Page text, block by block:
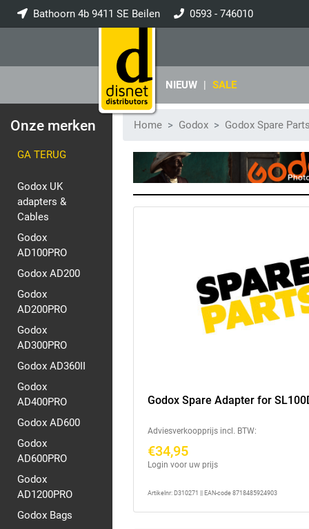
Bathoorn 4b 9411 SE Beilen 0593 - 746010
NIEUW | SALE
Onze merken
GA TERUG
Godox UK
adapters &
Cables
Godox
AD100PRO
Godox AD200
Godox
AD200PRO
Godox
AD300PRO
Godox AD360II
Godox
AD400PRO
Godox AD600
Godox
AD600PRO
Godox
AD1200PRO
Godox Bags
Home Godox Godox Spare
Godox Spare Adapter for
Adviesverkoopprijs incl. BTW:
€34,95
Login voor uw prijs
Artikelnr: D310271 || EAN-code 8718485924903